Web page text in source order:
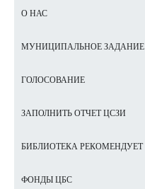
О НАС
МУНИЦИПАЛЬНОЕ ЗАДАНИЕ
ГОЛОСОВАНИЕ
ЗАПОЛНИТЬ ОТЧЕТ ЦСЗИ
БИБЛИОТЕКА РЕКОМЕНДУЕТ
ФОНДЫ ЦБС